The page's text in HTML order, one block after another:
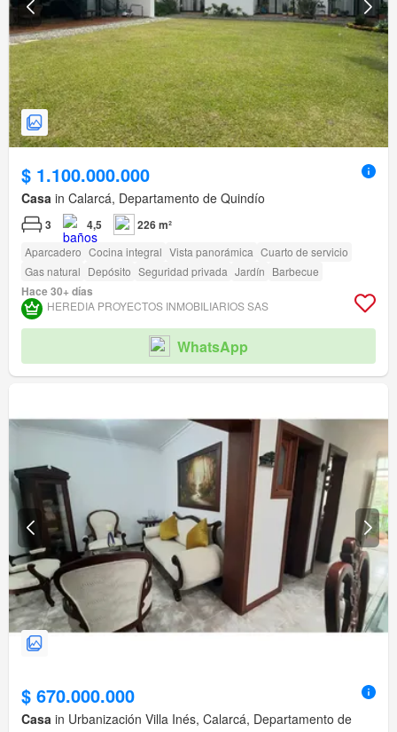
$ 1.100.000.000
Casa in Calarcá, Departamento de Quindío
3 4,5 226 m²
Aparcadero Cocina integral Vista panorámica Cuarto de servicio
Gas natural Depósito Seguridad privada Jardín Barbecue
Hace 30+ días
HEREDIA PROYECTOS INMOBILIARIOS SAS
WhatsApp
$ 670.000.000
Casa in Urbanización Villa Inés, Calarcá, Departamento de